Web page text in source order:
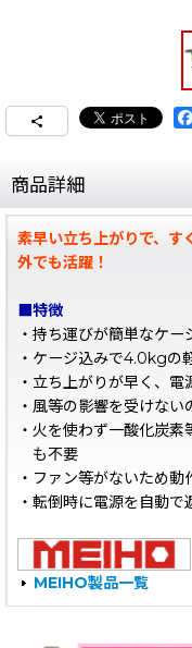
商品詳細
素早い立ち上がりで、す
外でも活躍！
■特徴
・持ち運びが簡単なケー
・ケージ込みで4.0kgの
・立ち上がりが早く、
・風等の影響を受けな
・火を使わず一酸化炭
も不要
・ファン等がないため
・転倒時に電源を自動で
MEIHO製品一覧